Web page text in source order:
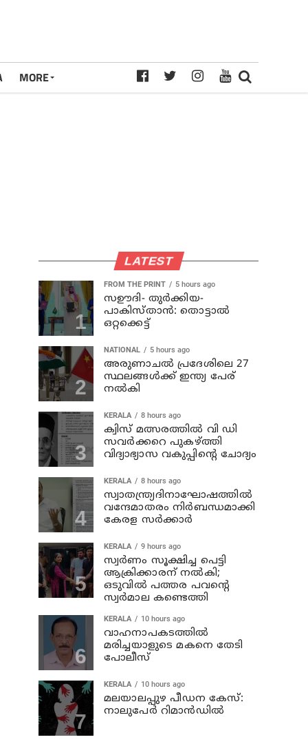
MORE
LATEST
FROM THE PRINT 5 hours ago
സഊദി- തുർക്കിയ-
പാകിസ്താൻ: തൊട്ടാൽ
ഒറ്റക്കെട്ട്
NATIONAL 5 hours ago
അരുണാചല്‍ പ്രദേശിലെ 27
സ്ഥലങ്ങള്‍ക്ക് ഇന്ത്യ പേര്
നല്‍കി
KERALA 8 hours ago
ക്വിസ് മത്സരത്തില്‍ വി ഡി
സവര്‍ക്കറെ പുകഴ്ത്തി
വിദ്യാഭ്യാസ വകുപ്പിന്റെ ചോദ്യം
KERALA 8 hours ago
സ്വാതന്ത്ര്യദിനാഘോഷത്തില്‍
വന്ദേമാതരം നിര്‍ബന്ധമാക്കി
കേരള സര്‍ക്കാര്‍
KERALA 9 hours ago
സ്വര്‍ണം സൂക്ഷിച്ച പെട്ടി
ആക്രിക്കാരന് നല്‍കി;
ഒടുവില്‍ പത്തര പവന്റെ
സ്വര്‍മാല കണ്ടെത്തി
KERALA 10 hours ago
വാഹനാപകടത്തില്‍
മരിച്ചയാളുടെ മകനെ തേടി
പോലീസ്
KERALA 10 hours ago
മലയാലപ്പുഴ പീഡന കേസ്:
നാലുപേര്‍ റിമാന്‍ഡില്‍